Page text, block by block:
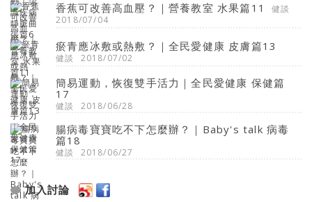
香蕉可改善高血壓？｜營養教室 水果篇11
健談
2018/07/04
瘀青應冰敷或熱敷？｜全民愛健康 皮膚篇13
健談 2018/07/02
簡易運動，恢復雙手活力｜全民愛健康 保健篇
17
健談 2018/06/28
腸病毒寶寶吃不下怎麼辦？｜Baby's talk 病毒
篇18
健談 2018/06/27
加入討論